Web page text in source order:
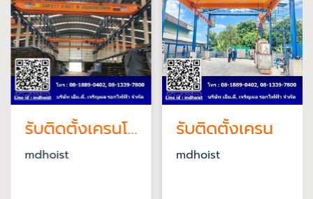
รับติดตั้งเครนโรงงาน
mdhoist
รับติดตั้งเครน
mdhoist